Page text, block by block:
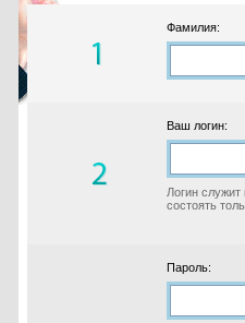
Фамилия:
Ваш логин:
Логин
состоять
Пароль: